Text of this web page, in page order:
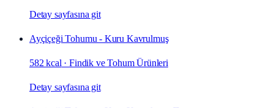
Detay sayfasına git
Ayçiçeği Tohumu - Kuru Kavrulmuş
582 kcal ·Findik ve Tohum Ürünleri
Detay sayfasına git